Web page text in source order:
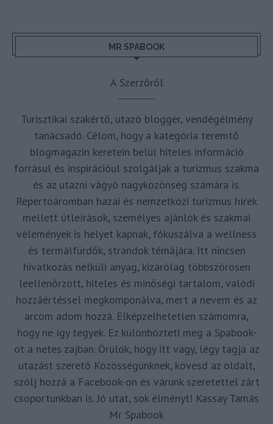
MR SPABOOK
A Szerzőről
Turisztikai szakértő, utazó blogger, vendégélmény
tanácsadó. Célom, hogy a kategória teremtő
blogmagazin keretein belül hiteles információ
forrásul és inspirációul szolgáljak a turizmus szakma
és az utazni vágyó nagyközönség számára is.
Repertoáromban hazai és nemzetközi turizmus hírek
mellett útleírások, személyes ajánlók és szakmai
vélemények is helyet kapnak, fókuszálva a wellness
és termálfürdők, strandok témájára. Itt nincsen
hivatkozás nélküli anyag, kizárólag többszörösen
leellenőrzött, hiteles és minőségi tartalom, valódi
hozzáértéssel megkomponálva, mert a nevem és az
arcom adom hozzá. Elképzelhetetlen számomra,
hogy ne így tegyek. Ez különbözteti meg a Spabook-
ot a netes zajban. Örülök, hogy itt vagy, légy tagja az
utazást szerető Közösségünknek, kövesd az oldalt,
szólj hozzá a Facebook-on és várunk szeretettel zárt
csoportunkban is. Jó utat, sok élményt! Kassay Tamás
Mr Spabook